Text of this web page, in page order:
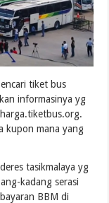
tiket bus
informasinya yg
kupon mana yang
tasikmalaya yg
kadang serasi
BBM di